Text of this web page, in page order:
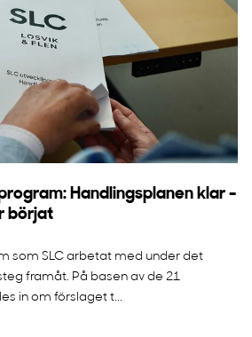
Handlingsplanen klar -
börjat
som SLC arbetat med under det
framåt. På basen av de 21
in om förslaget t...